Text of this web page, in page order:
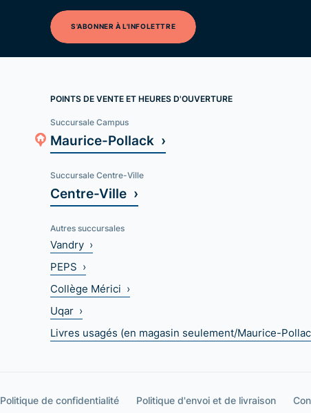
S'ABONNER À L'INFOLETTRE
POINTS DE VENTE ET HEURES D'OUVERTURE
Succursale Campus
Maurice-Pollack ›
Succursale Centre-Ville
Centre-Ville ›
Autres succursales
Vandry ›
PEPS ›
Collège Mérici ›
Uqar ›
Livres usagés (en magasin seulement/Maurice-
Politique de confidentialité Politique d'envoi et de livraison